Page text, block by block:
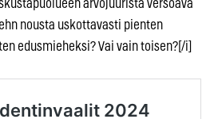
arvojuurista versoava
nousta uskottavasti pienten
edusmieheksi? Vai vain toisen?[/i]